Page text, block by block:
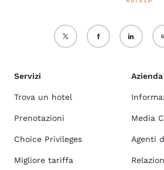
Servizi
Trova un hotel
Prenotazioni
Choice Privileges
Migliore tariffa
Azienda
Media
Agenti